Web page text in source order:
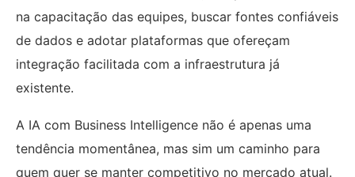
na capacitação das equipes, buscar fontes confiáveis
de dados e adotar plataformas que ofereçam
integração facilitada com a infraestrutura já
existente.
A IA com Business Intelligence não é apenas uma
tendência momentânea, mas sim um caminho para
quem quer se manter competitivo no mercado atual.